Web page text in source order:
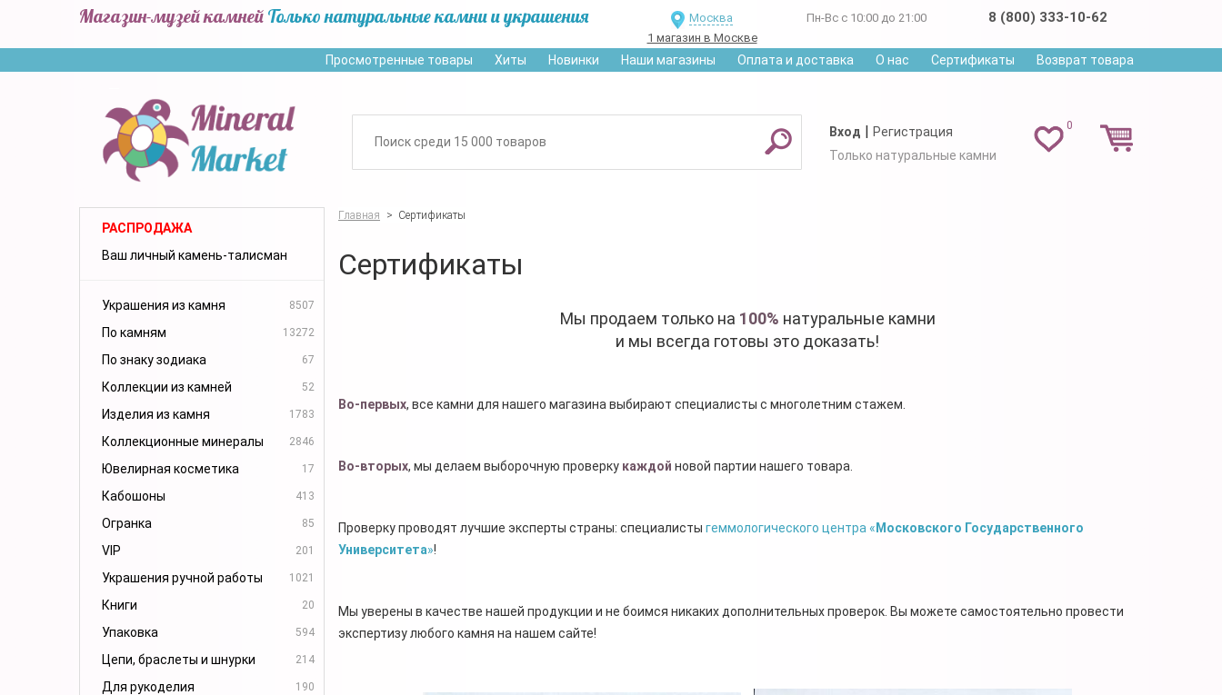
Магазин-музей камней Только натуральные камни и украшения
Москва
1 магазин в Москве
Пн-Вс с 10:00 до 21:00 8 (800) 333-10-62
Просмотренные товары Хиты Новинки Наши магазины Оплата и доставка О нас Сертификаты Возврат товара
0
Вход | Регистрация
Только натуральные камни
РАСПРОДАЖА
Ваш личный камень-талисман
Украшения из камня 8507
По камням 13272
По знаку зодиака 67
Коллекции из камней 52
Изделия из камня 1783
Коллекционные минералы 2846
Ювелирная косметика 17
Кабошоны 413
Огранка 85
VIP 201
Украшения ручной работы 1021
Книги 20
Упаковка 594
Цепи, браслеты и шнурки 214
Для рукоделия 190
Главная > Сертификаты
Сертификаты
Мы продаем только на 100% натуральные камни
и мы всегда готовы это доказать!
Во-первых, все камни для нашего магазина выбирают специалисты с многолетним стажем.
Во-вторых, мы делаем выборочную проверку каждой новой партии нашего товара.
Проверку проводят лучшие эксперты страны: специалисты геммологического центра «Московского Государственного
Университета»!
Мы уверены в качестве нашей продукции и не боимся никаких дополнительных проверок. Вы можете самостоятельно провести
экспертизу любого камня на нашем сайте!